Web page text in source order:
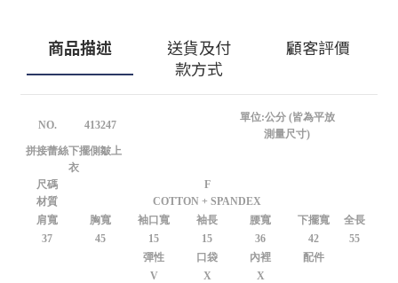
商品描述
送貨及付
款方式
顧客評價
NO. 413247
單位:公分 (皆為平放
測量尺寸)
拼接蕾絲下擺側皺上
衣
尺碼
F
材質
COTTON + SPANDEX
肩寬
胸寬 袖口寬 袖長 腰寬 下擺寬
全長
37
45 15 15 36 42
55
彈性
口袋 內裡
配件
V
X
X